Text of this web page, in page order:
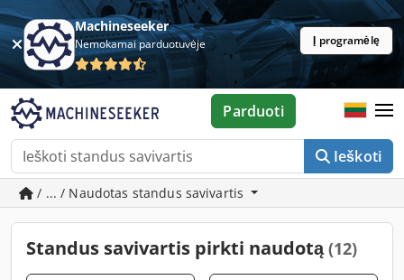
Machineseeker
Nemokamai parduotuvėje Į programėlę
Ieškoti
Parduoti
/ ... / Naudotas standus savivartis
Standus savivartis pirkti naudotą(12)